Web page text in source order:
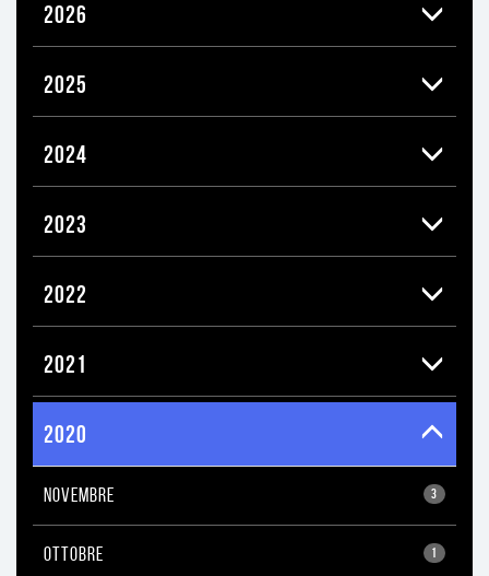
2026
2025
2024
2023
2022
2021
2020
3
NOVEMBRE
1
OTTOBRE